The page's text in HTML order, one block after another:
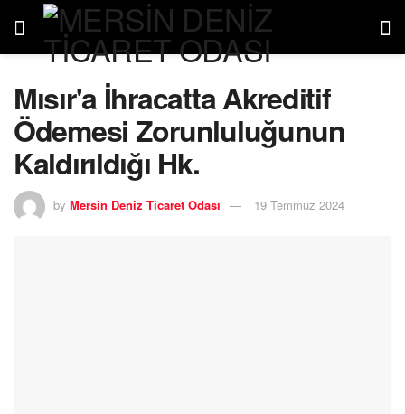
Mısır'a İhracatta Akreditif
Ödemesi Zorunluluğunun
Kaldırıldığı Hk.
by Mersin Deniz Ticaret Odası 19 Temmuz 2024